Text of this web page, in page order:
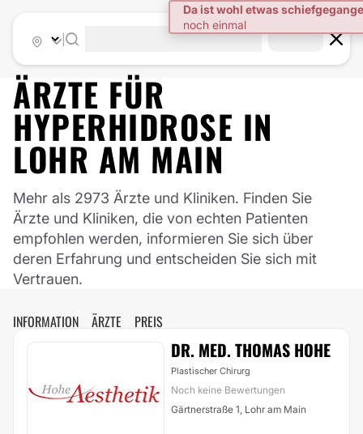
ÄRZTE FÜR
HYPERHIDROSE IN
LOHR AM MAIN
Mehr als 2973 Ärzte und Kliniken. Finden Sie
Ärzte und Kliniken, die von echten Patienten
empfohlen werden, informieren Sie sich über
deren Erfahrung und entscheiden Sie sich mit
Vertrauen.
INFORMATION ÄRZTE PREIS
DR. MED. THOMAS HOHE
Plastischer Chirurg
Noch keine Bewertungen
Gärtnerstraße 1, Lohr am Main